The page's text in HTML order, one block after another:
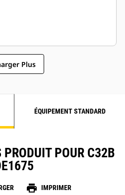
Plus
ÉQUIPEMENT STANDARD
POUR C32B
print IMPRIMER